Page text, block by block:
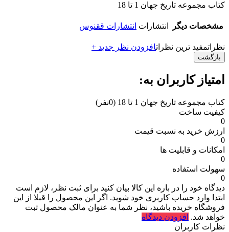
کتاب مجموعه تاریخ جهان 1 تا 18
مشخصات دیگر انتشارات انتشارات ققنوس
نظراتمفید ترین نظراتافزودن نظر جدید +
بازگشت
امتیاز کاربران به:
کتاب مجموعه تاریخ جهان 1 تا 18
(0نفر)
کیفیت ساخت
0
ارزش خرید به نسبت قیمت
0
امکانات و قابلیت ها
0
سهولت استفاده
0
دیدگاه خود را در باره این کالا بیان کنید برای ثبت نظر، لازم است
ابتدا وارد حساب کاربری خود شوید. اگر این محصول را قبلا از این
فروشگاه خریده باشید، نظر شما به عنوان مالک محصول ثبت
خواهد شد. افزودن دیدگاه
نظرات کاربران